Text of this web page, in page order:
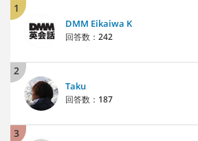
1
DMM Eikaiwa K
回答数： 242
2
Taku
回答数： 187
3